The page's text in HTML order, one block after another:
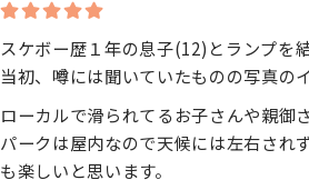
スケボー歴１年の息子(12)とランプを
当初、噂には聞いていたものの写真の
ローカルで滑られてるお子さんや親御
パークは屋内なので天候には左右され
も楽しいと思います。